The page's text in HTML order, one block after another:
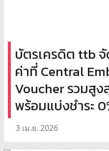
บัตรเครดิต ttb
ค่าที่ Central
Voucher รวมสู
พร้อมแบ่งชำระ
3 เม.ย. 2026